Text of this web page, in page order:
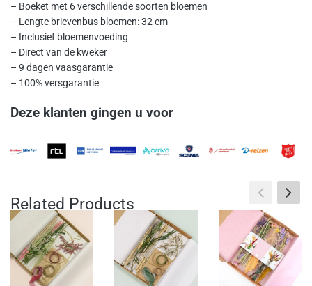
– Boeket met 6 verschillende soorten bloemen
– Lengte brievenbus bloemen: 32 cm
– Inclusief bloemenvoeding
– Direct van de kweker
– 9 dagen vaasgarantie
– 100% versgarantie
Deze klanten gingen u voor
Related Products